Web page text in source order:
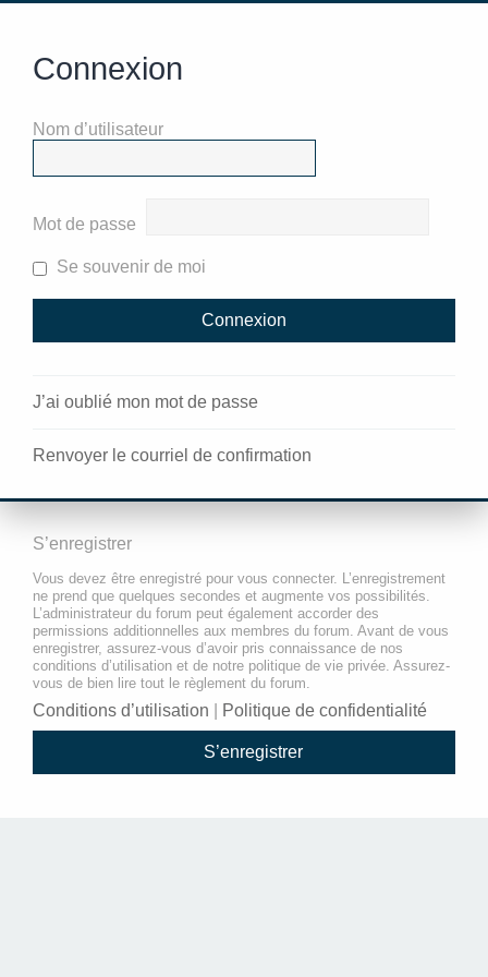
Connexion
Nom d’utilisateur
Mot de passe
Se souvenir de moi
J’ai oublié mon mot de passe
Renvoyer le courriel de confirmation
S’enregistrer
Vous devez être enregistré pour vous connecter. L’enregistrement
ne prend que quelques secondes et augmente vos possibilités.
L’administrateur du forum peut également accorder des
permissions additionnelles aux membres du forum. Avant de vous
enregistrer, assurez-vous d’avoir pris connaissance de nos
conditions d’utilisation et de notre politique de vie privée. Assurez-
vous de bien lire tout le règlement du forum.
Conditions d’utilisation Politique de confidentialité
S’enregistrer